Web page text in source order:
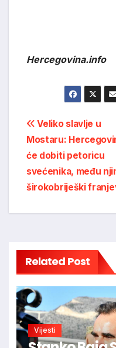
Hercegovina.info
Post
Veliko slavlje u
Mostaru:
će dobiti petoricu
svećenika, među
širokobriješki
Related Post
Vijesti